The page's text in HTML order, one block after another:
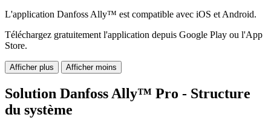
L'application Danfoss Ally™ est compatible avec iOS et Android.
Téléchargez gratuitement l'application depuis Google Play ou l'App
Store.
Afficher plus Afficher moins
Solution Danfoss Ally™ Pro - Structure
du système